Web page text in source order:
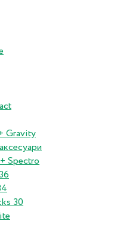
Gravity
Spectro
30